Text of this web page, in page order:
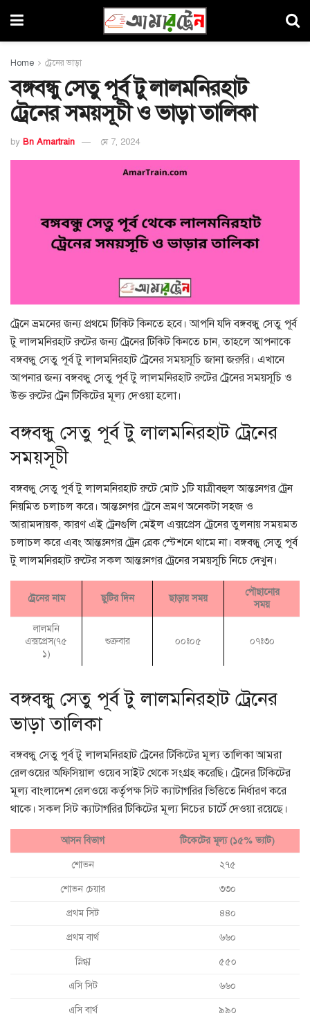
Home ট্রেনের ভাড়া
বঙ্গবন্ধু সেতু পূর্ব টু লালমনিরহাট
ট্রেনের সময়সূচী ও ভাড়া তালিকা
by Bn Amartrain মে 7, 2024
ট্রেনে ভ্রমনের জন্য প্রথমে টিকিট কিনতে হবে। আপনি যদি বঙ্গবন্ধু সেতু পূর্ব
টু লালমনিরহাট রুটের জন্য ট্রেনের টিকিট কিনতে চান, তাহলে আপনাকে
বঙ্গবন্ধু সেতু পূর্ব টু লালমনিরহাট ট্রেনের সময়সূচি জানা জরুরি। এখানে
আপনার জন্য বঙ্গবন্ধু সেতু পূর্ব টু লালমনিরহাট রুটের ট্রেনের সময়সূচি ও
উক্ত রুটের ট্রেন টিকিটের মূল্য দেওয়া হলো।
বঙ্গবন্ধু সেতু পূর্ব টু লালমনিরহাট ট্রেনের
সময়সূচী
বঙ্গবন্ধু সেতু পূর্ব টু লালমনিরহাট রুটে মোট ১টি যাত্রীবহুল আন্তঃনগর ট্রেন
নিয়মিত চলাচল করে। আন্তঃনগর ট্রেনে ভ্রমণ অনেকটা সহজ ও
আরামদায়ক, কারণ এই ট্রেনগুলি মেইল এক্সপ্রেস ট্রেনের তুলনায় সময়মত
চলাচল করে এবং আন্তঃনগর ট্রেন ব্রেক স্টেশনে থামে না। বঙ্গবন্ধু সেতু পূর্ব
টু লালমনিরহাট রুটের সকল আন্তঃনগর ট্রেনের সময়সূচি নিচে দেখুন।
ট্রেনের নাম ছুটির দিন ছাড়ায় সময়
পৌছানোর
সময়
লালমনি
এক্সপ্রেস(৭৫
১)
শুক্রবার ০০ঃ০৫ ০৭ঃ৩০
বঙ্গবন্ধু সেতু পূর্ব টু লালমনিরহাট ট্রেনের
ভাড়া তালিকা
বঙ্গবন্ধু সেতু পূর্ব টু লালমনিরহাট ট্রেনের টিকিটের মূল্য তালিকা আমরা
রেলওয়ের অফিসিয়াল ওয়েব সাইট থেকে সংগ্রহ করেছি। ট্রেনের টিকিটের
মূল্য বাংলাদেশ রেলওয়ে কর্তৃপক্ষ সিট ক্যাটাগরির ভিত্তিতে নির্ধারণ করে
থাকে। সকল সিট ক্যাটাগরির টিকিটের মূল্য নিচের চার্টে দেওয়া রয়েছে।
আসন বিভাগ টিকেটের মূল্য (১৫% ভ্যাট)
শোভন ২৭৫
শোভন চেয়ার ৩৩০
প্রথম সিট ৪৪০
প্রথম বার্থ ৬৬০
স্নিগ্ধা ৫৫০
এসি সিট ৬৬০
এসি বার্থ ৯৯০